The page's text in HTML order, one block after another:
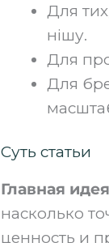
Для
нішу.
Для
Для
Суть статьи
Главная
насколько
ценность и